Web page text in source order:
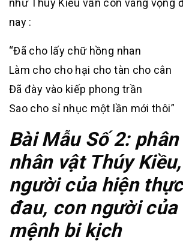
như Thuý Kiều vẫn còn vang vọng
nay :
“Đã cho lấy chữ hồng nhan
Làm cho cho hại cho tàn cho cân
Đã đày vào kiếp phong trần
Sao cho sỉ nhục một lần mới thôi”
Bài Mẫu Số 2:
nhân vật Thúy
người của hiện
đau, con người của
mệnh bi kịch